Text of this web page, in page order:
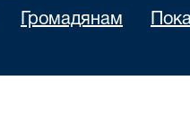
Громадянам